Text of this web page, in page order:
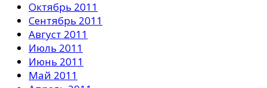
Октябрь 2011
Сентябрь 2011
Август 2011
Июль 2011
Июнь 2011
Май 2011